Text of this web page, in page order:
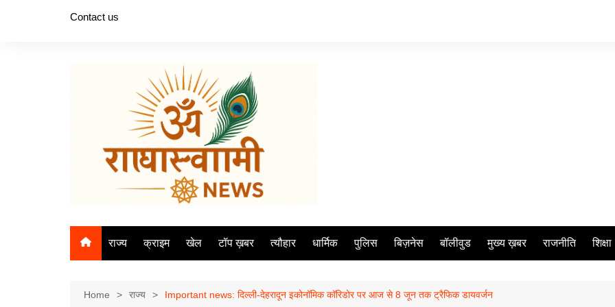
Contact us
राज्य क्राइम खेल टॉप ख़बर त्यौहार धार्मिक पुलिस बिज़नेस बॉलीवुड मुख्य ख़बर राजनीति शिक्षा
Home राज्य Important news: दिल्ली-देहरादून इकोनॉमिक कॉरिडोर पर आज से 8 जून तक ट्रैफिक डायवर्जन